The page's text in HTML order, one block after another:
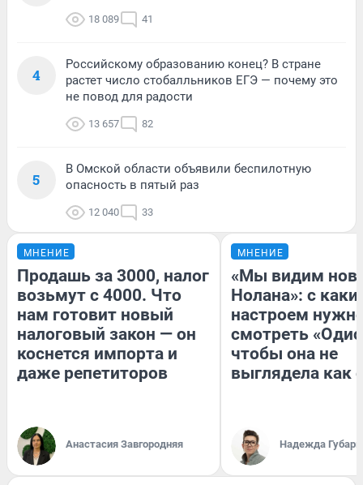
18 089 41
4
Российскому образованию конец? В стране
растет число стобалльников ЕГЭ — почему это
не повод для радости
13 657 82
5
В Омской области объявили беспилотную
опасность в пятый раз
12 040 33
МНЕНИЕ
Продашь за 3000, налог
возьмут с 4000. Что
нам готовит новый
налоговый закон — он
коснется импорта и
даже репетиторов
Анастасия Завгородняя
МНЕНИЕ
«Мы видим
Нолана»: с
настроем
смотреть
чтобы она не
выглядела как
Надежда Губарь